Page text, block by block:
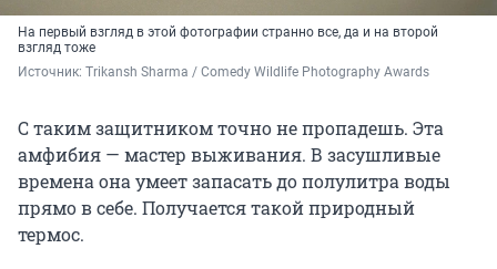
На первый взгляд в этой фотографии странно все, да и на второй
взгляд тоже
Источник: Trikansh Sharma / Comedy Wildlife Photography Awards
С таким защитником точно не пропадешь. Эта
амфибия — мастер выживания. В засушливые
времена она умеет запасать до полулитра воды
прямо в себе. Получается такой природный
термос.